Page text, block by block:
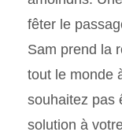
fêter le
Sam prend la
tout le monde
souhaitez pas
solution à